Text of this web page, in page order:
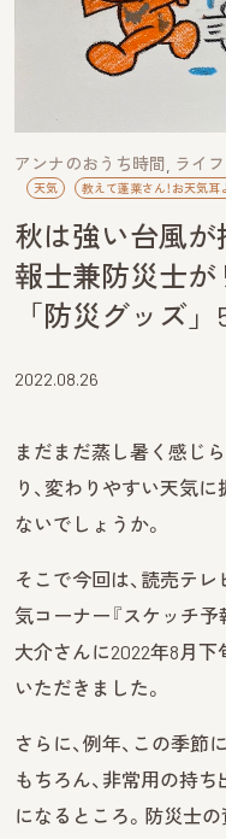
アンナのおうち時間 ライ
天気 教えて蓬莱さん！お天気耳
秋は強い台風
報士兼防災士が
「防災グッズ」
2022.08.26
まだまだ蒸し暑く感じ
り、変わりやすい天気
ないでしょうか。
そこで今回は、読売テレ
気コーナー『スケッチ予
大介さんに2022年8月
いただきました。
さらに、例年、この季節
もちろん、非常用の持
になるところ。防災士